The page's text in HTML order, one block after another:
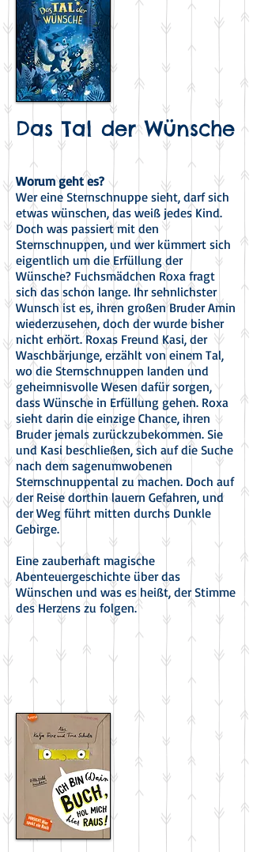
Das Tal der Wünsche
Worum geht es?
Wer eine Sternschnuppe sieht, darf sich
etwas wünschen, das weiß jedes Kind.
Doch was passiert mit den
Sternschnuppen, und wer kümmert sich
eigentlich um die Erfüllung der
Wünsche? Fuchsmädchen Roxa fragt
sich das schon lange. Ihr sehnlichster
Wunsch ist es, ihren großen Bruder Amin
wiederzusehen, doch der wurde bisher
nicht erhört. Roxas Freund Kasi, der
Waschbärjunge, erzählt von einem Tal,
wo die Sternschnuppen landen und
geheimnisvolle Wesen dafür sorgen,
dass Wünsche in Erfüllung gehen. Roxa
sieht darin die einzige Chance, ihren
Bruder jemals zurückzubekommen. Sie
und Kasi beschließen, sich auf die Suche
nach dem sagenumwobenen
Sternschnuppental zu machen. Doch auf
der Reise dorthin lauern Gefahren, und
der Weg führt mitten durchs Dunkle
Gebirge.
Eine zauberhaft magische
Abenteuergeschichte über das
Wünschen und was es heißt, der Stimme
des Herzens zu folgen.